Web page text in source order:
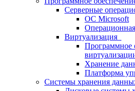
Серверные
ОС Microsoft
Виртуализация
Программное
Хранение
Платформа
Системы хранения